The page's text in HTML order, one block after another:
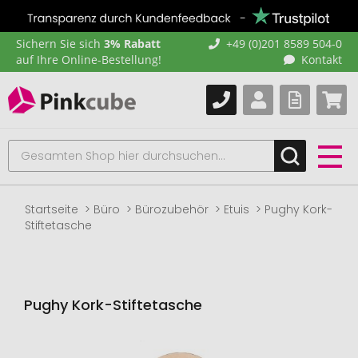
Sichern Sie sich 3% Rabatt
auf Ihre Online-Bestellung!
+49 (0)201 8589 504-0
Kontakt
Startseite Büro Bürozubehör Etuis
Pughy Kork-
Stiftetasche
Pughy Kork-Stiftetasche